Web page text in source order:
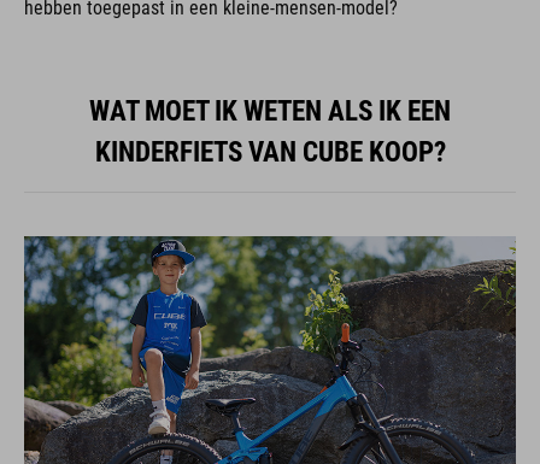
WAT MOET IK WETEN ALS IK EEN
KINDERFIETS VAN CUBE KOOP?